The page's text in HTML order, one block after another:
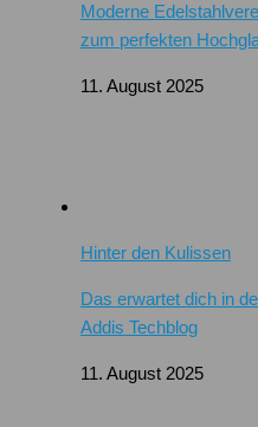
Moderne
zum perfekten
11. August 2025
Hinter den Kulissen
Das erwartet dich in
Addis Techblog
11. August 2025